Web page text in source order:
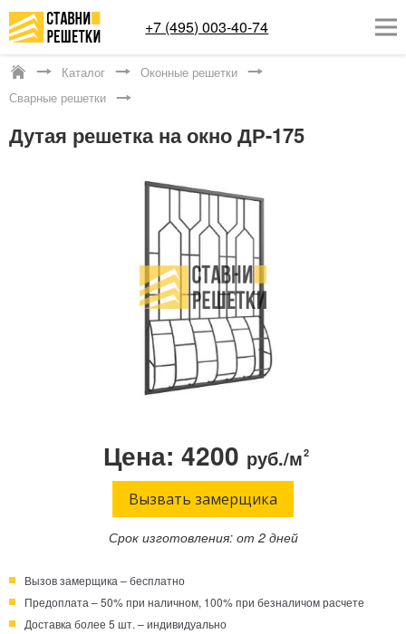
+7 (495) 003-40-74
СТАВНИ НА ОКНА
Заказать обратный звонок
+7 (495) 003-40-74 Круглосуточно!
Каталог
Оконные решетки
Сварные решетки
Дутая решетка на окно ДР-175
Цена: 4200 руб./м2
Вызвать замерщика
Срок изготовления: от 2 дней
Вызов замерщика – бесплатно
Предоплата – 50% при наличном, 100% при безналичом расчете
Доставка более 5 шт. – индивидуально